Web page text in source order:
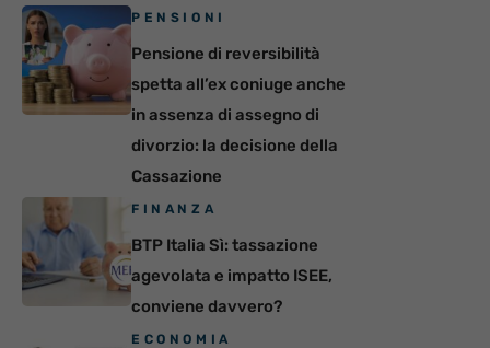
PENSIONI
Pensione di reversibilità
spetta all’ex coniuge anche
in assenza di assegno di
divorzio: la decisione della
Cassazione
FINANZA
BTP Italia Sì: tassazione
agevolata e impatto ISEE,
conviene davvero?
ECONOMIA